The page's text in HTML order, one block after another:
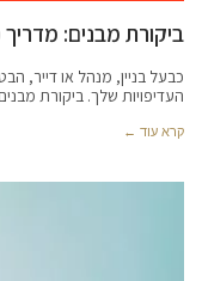
ביקורת מבנים:
כבעל בניין, מנהל או דייר,
העדיפויות שלך. ביקורת
קרא עוד ←